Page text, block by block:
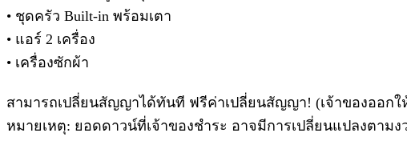
• ชุดครัว Built-in พร้อมเตา
• แอร์ 2 เครื่อง
• เครื่องซักผ้า
สามารถเปลี่ยนสัญญาได้ทันที ฟรีค่าเปลี่ยนสัญญา! (เจ้าของออกใ
หมายเหตุ: ยอดดาวน์ที่เจ้าของชำระ อาจมีการเปลี่ยนแปลงตาม